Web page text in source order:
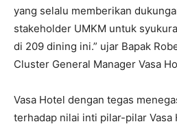
yang selalu memberikan
stakeholder UMKM untuk
di 209 dining ini.” ujar Bapak
Cluster General Manager Vasa
Vasa Hotel dengan tegas
terhadap nilai inti pilar-pilar Vasa